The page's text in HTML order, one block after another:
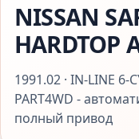
NISSAN
HARDTOP
1991.02 · IN-LINE 6-
PART4WD -
полный привод